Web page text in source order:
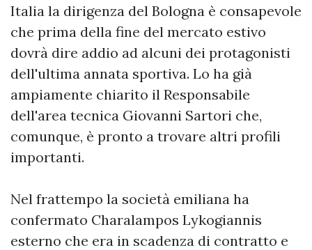
Italia la dirigenza del Bologna è consapevole
che prima della fine del mercato estivo
dovrà dire addio ad alcuni dei protagonisti
dell'ultima annata sportiva. Lo ha già
ampiamente chiarito il Responsabile
dell'area tecnica Giovanni Sartori che,
comunque, è pronto a trovare altri profili
importanti.
Nel frattempo la società emiliana ha
confermato Charalampos Lykogiannis
esterno che era in scadenza di contratto e